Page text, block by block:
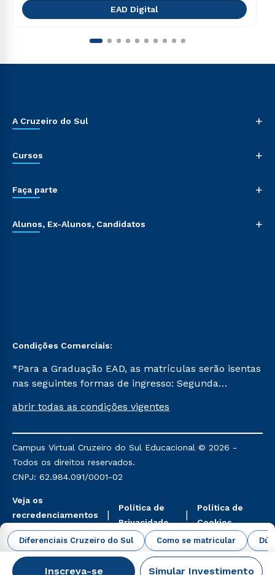
Diferenciais Cruzeiro do Sul Como se matricular
Inscreva-se Simular Investimento
EAD Digital
A Cruzeiro do Sul +
Cursos +
Faça parte +
Alunos, Ex-Alunos, Candidatos +
Condições Comerciais:
*Para a Graduação EAD, as matrículas serão isentas
nas seguintes formas de ingresso: Segunda
Já para as demais, a taxa de matrícula será de R$
mencionadas são referentes aos cursos: Ensino
Religioso, Geografia para a Docência e Metodologia
do Ensino de História: Questões Atuais.
abrir todas as condições vigentes
Campus Virtual Cruzeiro do Sul Educacional © 2026 -
Todos os direitos reservados.
CNPJ: 62.984.091/0001-02
Veja os
recredenciamentos
aqui
Política de
Privacidade
Política de
Cookies